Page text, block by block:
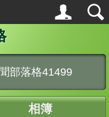
部落格41499
相簿